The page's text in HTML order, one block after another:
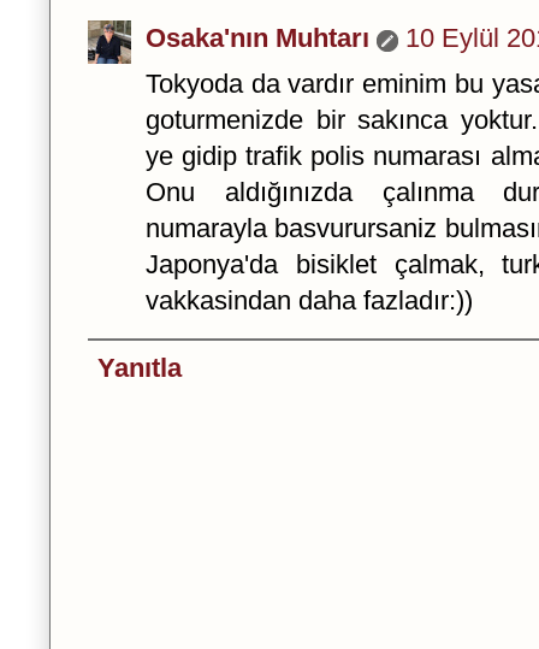
Osaka'nın Muhtarı
10 Eylül
Tokyoda da vardır eminim bu
goturmenizde bir sakınca
ye gidip trafik polis numarası
Onu aldığınızda çalınma
numarayla basvurursaniz
Japonya'da bisiklet çalmak,
vakkasindan daha fazladır:))
Yanıtla